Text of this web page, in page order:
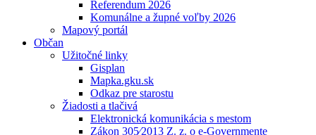
Referendum 2026
Komunálne a župné voľby 2026
Mapový portál
Občan
Užitočné linky
Gisplan
Mapka.gku.sk
Odkaz pre starostu
Žiadosti a tlačivá
Elektronická komunikácia s mestom
Zákon 305⁄2013 Z. z. o e-Governmente